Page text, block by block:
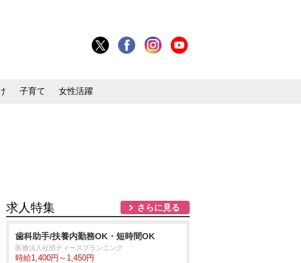
子育て 女性活躍
求人特集 さらに見る
歯科助手/扶養内勤務OK・短時間OK
医療法人社団ティースプランニング
時給1,400円～1,450円